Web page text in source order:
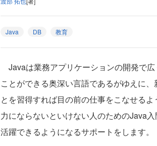
Java DB 教育
Javaは業務アプリケーションの開発で
ことができる奥深い言語であるがゆえに
とを習得すれば目の前の仕事をこなせる
力にならないといけない人のためのJava
活躍できるようになるサポートをします。